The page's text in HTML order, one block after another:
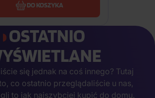
DO KOSZYKA
OSTATNIO
się jednak na coś innego? Tutaj
co ostatnio przeglądaliście u nas,
to jak najszybciej kupić do domu.